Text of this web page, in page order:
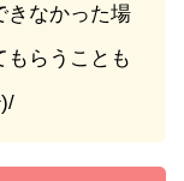
きなかった場
もらうことも